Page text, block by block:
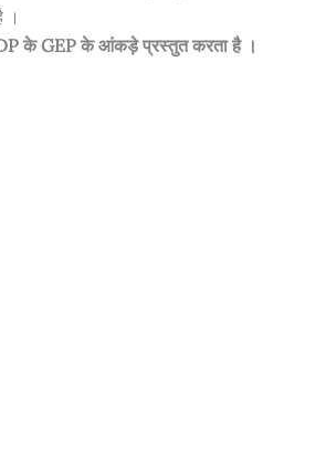
।
के GEP के आंकड़े प्रस्तुत करता है ।